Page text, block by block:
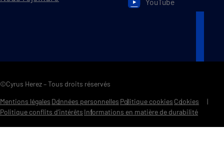
YouTube
©Cyrus Herez – Tous droits réservés
Mentions légales Données personnelles Politique cookies Cookies
Politique conflits d’intérêts Informations en matière de durabilité